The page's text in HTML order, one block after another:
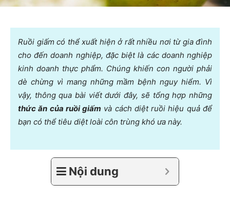
Ruồi giấm có thể xuất hiện ở rất nhiều nơi từ gia đình
cho đến doanh nghiệp, đặc biệt là các doanh nghiệp
kinh doanh thực phẩm. Chúng khiến con người phải
dè chừng vì mang những mầm bệnh nguy hiểm. Vì
vậy, thông qua bài viết dưới đây, sẽ tổng hợp những
thức ăn của ruồi giấm và cách diệt ruồi hiệu quả để
bạn có thể tiêu diệt loài côn trùng khó ưa này.
Nội dung